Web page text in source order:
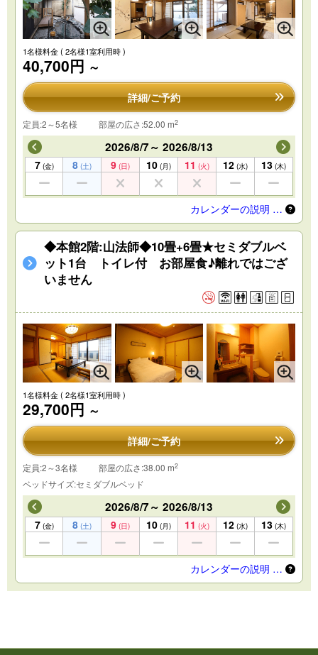
1名様料金( 2名様1室利用時 )
40,700円 ～
詳細/ご予約
定員:2～5名様 部屋の広さ:52.00 m2
2026/8/7～ 2026/8/13
7 (金) 8 (土) 9 (日) 10 (月) 11 (火) 12 (水) 13 (木)
カレンダーの説明 …
◆本館2階:山法師◆10畳+6畳★セミダブルベ
ット1台 トイレ付 お部屋食♪離れではござ
いません
1名様料金( 2名様1室利用時 )
29,700円 ～
詳細/ご予約
定員:2～3名様 部屋の広さ:38.00 m2
ベッドサイズ:セミダブルベッド
2026/8/7～ 2026/8/13
7 (金) 8 (土) 9 (日) 10 (月) 11 (火) 12 (水) 13 (木)
カレンダーの説明 …